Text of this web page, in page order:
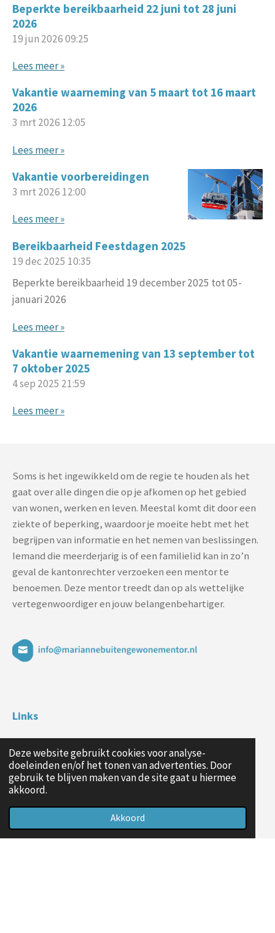
Deze website gebruikt cookies voor analyse-
doeleinden en/of het tonen van advertenties. Door
gebruik te blijven maken van de site gaat u hiermee
akkoord.
Akkoord
Beperkte bereikbaarheid 22 juni tot 28 juni
2026
19 jun 202609:25
Lees meer »
Vakantie waarneming van 5 maart tot 16 maart
2026
3 mrt 2026 12:05
Lees meer »
Vakantie voorbereidingen
3 mrt 2026 12:00
Lees meer »
Bereikbaarheid Feestdagen 2025
19 dec 2025 10:35
Beperkte bereikbaarheid 19 december 2025 tot 05-
januari 2026
Lees meer »
Vakantie waarnemening van 13 september tot
7 oktober 2025
4 sep 2025 21:59
Lees meer »
Soms is het ingewikkeld om de regie te houden als het
gaat over alle dingen die op je afkomen op het gebied
van wonen, werken en leven. Meestal komt dit door een
ziekte of beperking, waardoor je moeite hebt met het
begrijpen van informatie en het nemen van beslissingen.
Iemand die meerderjarig is of een familielid kan in zo’n
geval de kantonrechter verzoeken een mentor te
benoemen. Deze mentor treedt dan op als wettelijke
vertegenwoordiger en jouw belangenbehartiger.
Links
Tarieven
Aanvragen mentorschap